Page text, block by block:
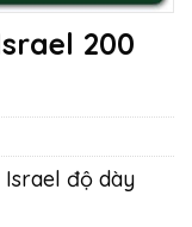
200
Israel độ dày